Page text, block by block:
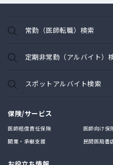
常勤（医師転職）検索
定期非常勤（アルバイト）
スポットアルバイト検索
保険/サービス
医師賠償責任保険
医師向け保
開業・承継支援
民間医局書